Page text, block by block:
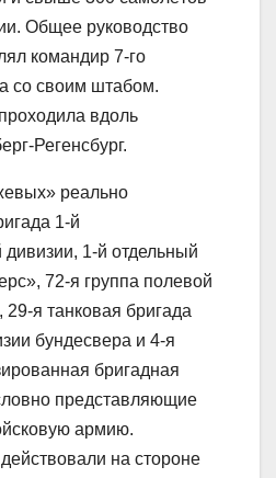
Общее руководство
командир 7-го
со своим штабом.
вдоль
Регенсбург.
реально
1-й
1-й отдельный
72-я группа полевой
я танковая бригада
бундесвера и 4-я
бригадная
представляющие
армию.
на стороне